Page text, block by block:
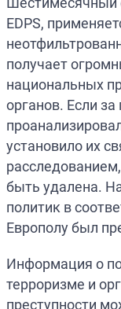
EDPS,
получает
национальных
органов. Если за
установило их
быть удалена.
политик в
Европолу был
Информация о
терроризме и
преступности